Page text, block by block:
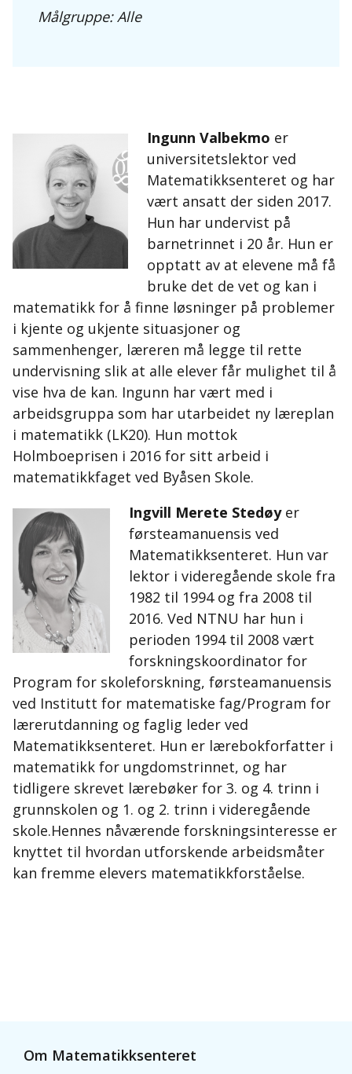
Målgruppe: Alle
Ingunn Valbekmo er
universitetslektor ved
Matematikksenteret og har
vært ansatt der siden 2017.
Hun har undervist på
barnetrinnet i 20 år. Hun er
opptatt av at elevene må få
bruke det de vet og kan i
matematikk for å finne løsninger på problemer
i kjente og ukjente situasjoner og
sammenhenger, læreren må legge til rette
undervisning slik at alle elever får mulighet til å
vise hva de kan. Ingunn har vært med i
arbeidsgruppa som har utarbeidet ny læreplan
i matematikk (LK20). Hun mottok
Holmboeprisen i 2016 for sitt arbeid i
matematikkfaget ved Byåsen Skole.
Ingvill Merete Stedøyer
førsteamanuensis ved
Matematikksenteret. Hun var
lektor i videregående skole fra
1982 til 1994 og fra 2008 til
2016. Ved NTNU har hun i
perioden 1994 til 2008 vært
forskningskoordinator for
Program for skoleforskning, førsteamanuensis
ved Institutt for matematiske fag/Program for
lærerutdanning og faglig leder ved
Matematikksenteret. Hun er lærebokforfatter i
matematikk for ungdomstrinnet, og har
tidligere skrevet lærebøker for 3. og 4. trinn i
grunnskolen og 1. og 2. trinn i videregående
skole.Hennes nåværende forskningsinteresse er
knyttet til hvordan utforskende arbeidsmåter
kan fremme elevers matematikkforståelse.
Om Matematikksenteret